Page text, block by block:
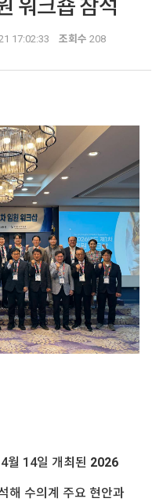
워크숍 참석
17:02:33 조회수 208
월 14일 개최된 2026
해 수의계 주요 현안과